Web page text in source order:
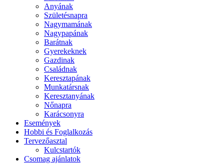
Anyának
Születésnapra
Nagymamának
Nagypapának
Barátnak
Gyerekeknek
Gazdinak
Családnak
Keresztapának
Munkatársnak
Keresztanyának
Nőnapra
Karácsonyra
Események
Hobbi és Foglalkozás
Tervezőasztal
Kulcstartók
Csomag ajánlatok